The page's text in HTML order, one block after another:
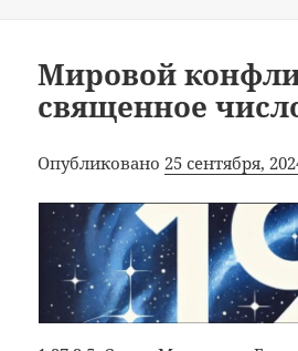
Мировой
священное
Опубликовано 25 сентября,